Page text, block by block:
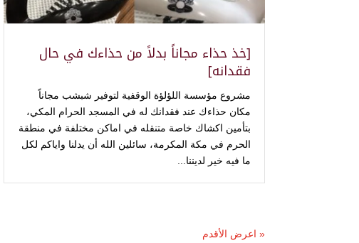
[خذ حذاء مجاناً بدلاً من حذاءك في حال
فقدانه]
مشروع مؤسسة اللؤلؤة الوقفية لتوفير شبشب مجاناً
مكان حذاءك عند فقدانك له في المسجد الحرام المكي،
بتأمين اكشاك خاصة متنقله في اماكن مختلفة في منطقة
الحرم في مكة المكرمة، سائلين الله أن يدلنا واياكم لكل
ما فيه خير لديننا...
« اعرض الأقدم